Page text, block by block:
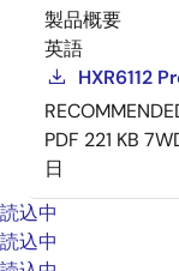
製品概要
英語
HXR6112
PDF 221 KB
日
読込中
読込中